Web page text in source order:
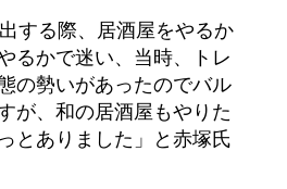
する際、居酒屋をやるか
るかで迷い、当時、トレ
の勢いがあったのでバル
が、和の居酒屋もやりた
とありました」と赤塚氏